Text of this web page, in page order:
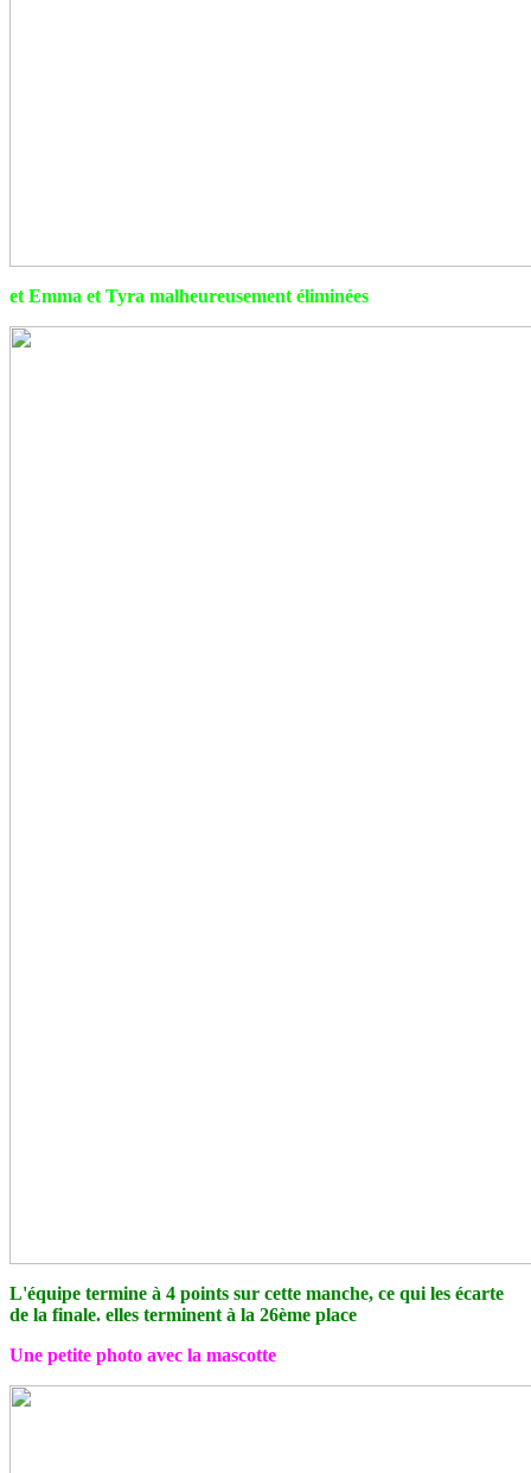
et Emma et Tyra malheureusement éliminées
L'équipe termine à 4 points sur cette manche, ce qui les écarte
de la finale. elles terminent à la 26ème place
Une petite photo avec la mascotte